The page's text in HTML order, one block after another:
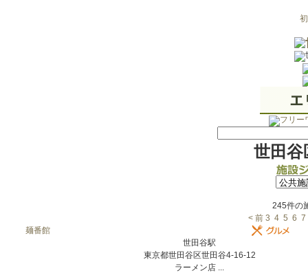
世田谷
245件の
< 前 3 4 5 6 7
麺番館
世田谷駅
東京都世田谷区世田谷4-16-12
ラーメン店 ...